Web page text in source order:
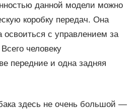
данной модели можно
коробку передач. Она
освоиться с управлением за
человеку
передние и одна задняя
здесь не очень большой —